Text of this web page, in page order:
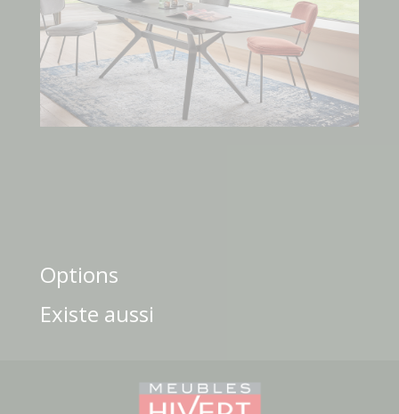
Options
Existe aussi